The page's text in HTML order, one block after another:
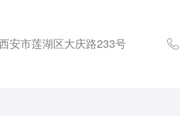
安市莲湖区大庆路233号 